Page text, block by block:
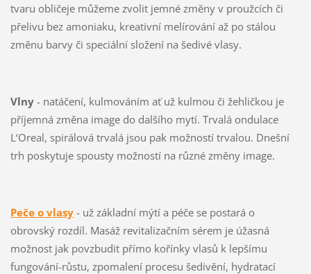
tvaru obličeje můžeme zvolit jemné změny v proužcích či
přelivu bez amoniaku, kreativní melírování až po stálou
změnu barvy či speciální složení na šedivé vlasy.
Vlny- natáčení, kulmováním ať už kulmou či žehličkou je
příjemná změna image do dalšího mytí. Trvalá ondulace
L‘Oreal, spirálová trvalá jsou pak možností trvalou. Dnešní
trh poskytuje spousty možností na různé změny image.
Peče o vlasy - už základní mýtí a péče se postará o
obrovský rozdíl. Masáž revitalizačním sérem je úžasná
možnost jak povzbudit přímo kořínky vlasů k lepšímu
fungování-růstu, zpomalení procesu šedivění, hydratací